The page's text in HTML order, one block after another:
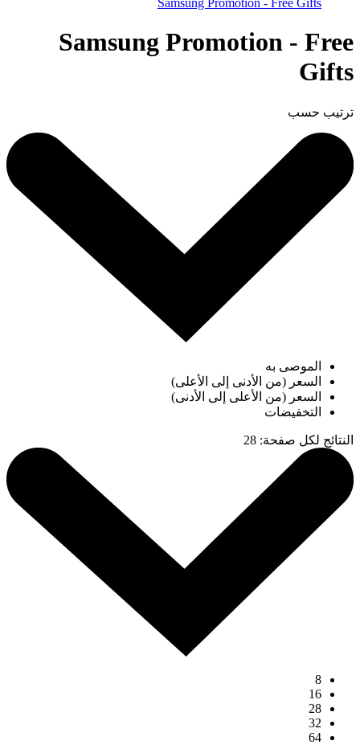
Samsung Promotion - Free Gifts
Samsung Promotion - Free
Gifts
ترتيب حسب
الموصى به
السعر (من الأدنى إلى الأعلى)
السعر (من الأعلى إلى الأدنى)
التخفيضات
النتائج لكل صفحة:
28
8
16
28
32
64